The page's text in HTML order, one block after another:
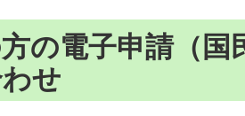
方の電子申請（
せ